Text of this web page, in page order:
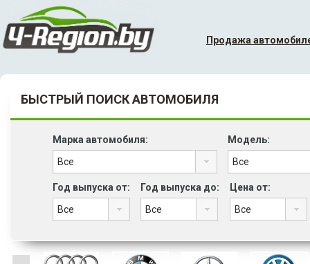
Продажа
БЫСТРЫЙ ПОИСК АВТОМОБИЛЯ
Марка автомобиля: Модель:
Год выпуска от: Год выпуска до: Цена от: